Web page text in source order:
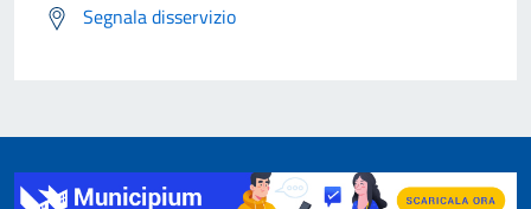
Segnala disservizio